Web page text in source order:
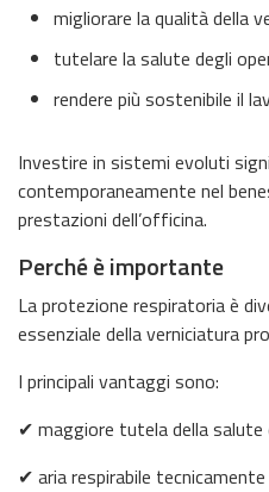
migliorare la qualità della
tutelare la salute degli
rendere più sostenibile il
Investire in sistemi evoluti
contemporaneamente nel
prestazioni dell’officina.
Perché è importante
La protezione respiratoria è
essenziale della verniciatura
I principali vantaggi sono:
✔ maggiore tutela della salute
✔ aria respirabile tecnicamente